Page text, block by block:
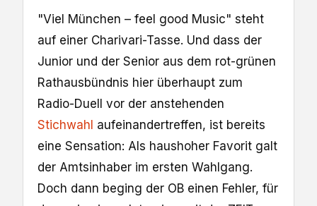
"Viel München – feel good Music" steht
auf einer Charivari-Tasse. Und dass der
Junior und der Senior aus dem rot-grünen
Rathausbündnis hier überhaupt zum
Radio-Duell vor der anstehenden
Stichwahl aufeinandertreffen, ist bereits
eine Sensation: Als haushoher Favorit galt
der Amtsinhaber im ersten Wahlgang.
Doch dann beging der OB einen Fehler, für